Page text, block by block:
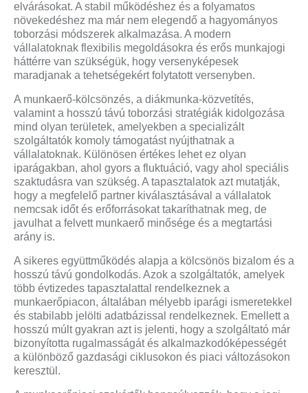
elvárásokat. A stabil működéshez és a folyamatos
növekedéshez ma már nem elegendő a hagyományos
toborzási módszerek alkalmazása. A modern
vállalatoknak flexibilis megoldásokra és erős munkajogi
háttérre van szükségük, hogy versenyképesek
maradjanak a tehetségekért folytatott versenyben.
A munkaerő-kölcsönzés, a diákmunka-közvetítés,
valamint a hosszú távú toborzási stratégiák kidolgozása
mind olyan területek, amelyekben a specializált
szolgáltatók komoly támogatást nyújthatnak a
vállalatoknak. Különösen értékes lehet ez olyan
iparágakban, ahol gyors a fluktuáció, vagy ahol speciális
szaktudásra van szükség. A tapasztalatok azt mutatják,
hogy a megfelelő partner kiválasztásával a vállalatok
nemcsak időt és erőforrásokat takaríthatnak meg, de
javulhat a felvett munkaerő minősége és a megtartási
arány is.
A sikeres együttműködés alapja a kölcsönös bizalom és a
hosszú távú gondolkodás. Azok a szolgáltatók, amelyek
több évtizedes tapasztalattal rendelkeznek a
munkaerőpiacon, általában mélyebb iparági ismeretekkel
és stabilabb jelölti adatbázissal rendelkeznek. Emellett a
hosszú múlt gyakran azt is jelenti, hogy a szolgáltató már
bizonyította rugalmasságát és alkalmazkodóképességét
a különböző gazdasági ciklusokon és piaci változásokon
keresztül.